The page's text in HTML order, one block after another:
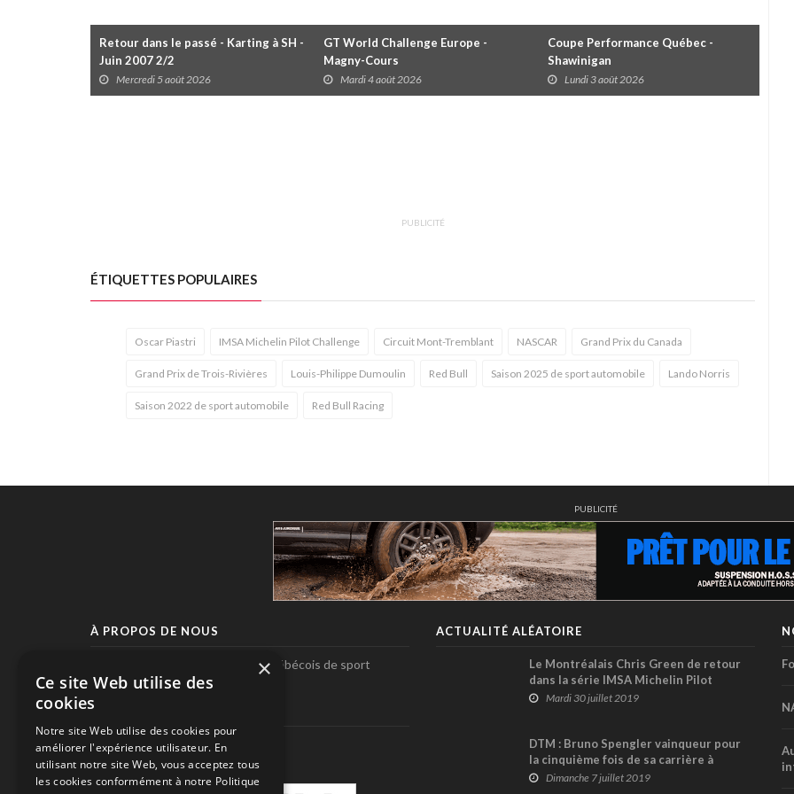
Retour dans le passé - Karting à SH -
Juin 2007 2/2
Mercredi 5 août 2026
GT World Challenge Europe -
Magny-Cours
Mardi 4 août 2026
Coupe Performance Québec -
Shawinigan
Lundi 3 août 2026
PUBLICITÉ
ÉTIQUETTES POPULAIRES
Oscar Piastri IMSA Michelin Pilot Challenge Circuit Mont-Tremblant NASCAR Grand Prix du Canada
Grand Prix de Trois-Rivières Louis-Philippe Dumoulin Red Bull Saison 2025 de sport automobile Lando Norris
Saison 2022 de sport automobile Red Bull Racing
PUBLICITÉ
À PROPOS DE NOUS
Pole-Position, le seul magazine québécois de sport
automobile.
SUIVEZ-NOUS
ACTUALITÉ ALÉATOIRE
Le Montréalais Chris Green de retour
dans la série IMSA Michelin Pilot
Challenge dès ce week-end !
Mardi 30 juillet 2019
DTM : Bruno Spengler vainqueur pour
la cinquième fois de sa carrière à
Nuremberg ! (+ vidéos)
Dimanche 7 juillet 2019
×
Ce site Web utilise des
cookies
Notre site Web utilise des cookies pour
améliorer l'expérience utilisateur. En
utilisant notre site Web, vous acceptez tous
les cookies conformément à notre Politique